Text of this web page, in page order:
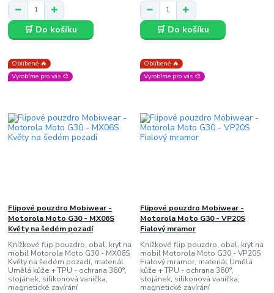
🛒 Do košíku 🛒 Do košíku
Oblíbené 🔥
Vyrobíme pro vás 🎨
Flipové pouzdro Mobiwear -
Motorola Moto G30 - MX06S
Květy na šedém pozadí
Knížkové flip pouzdro, obal, kryt na
mobil Motorola Moto G30 - MX06S
Květy na šedém pozadí, materiál
Umělá kůže + TPU - ochrana 360°,
stojánek, silikonová vanička,
magnetické zavírání
Oblíbené 🔥
Vyrobíme pro vás 🎨
Flipové pouzdro Mobiwear -
Motorola Moto G30 - VP20S
Fialový mramor
Knížkové flip pouzdro, obal, kryt na
mobil Motorola Moto G30 - VP20S
Fialový mramor, materiál Umělá
kůže + TPU - ochrana 360°,
stojánek, silikonová vanička,
magnetické zavírání